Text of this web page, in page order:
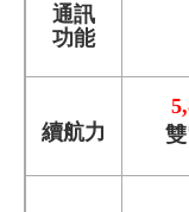
通訊
功能
續航力